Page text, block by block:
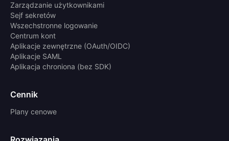
Zarządzanie użytkownikami
Sejf sekretów
Wszechstronne logowanie
Centrum kont
Aplikacje zewnętrzne (OAuth/OIDC)
Aplikacje SAML
Aplikacja chroniona (bez SDK)
Cennik
Plany cenowe